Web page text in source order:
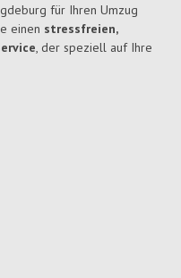
für Ihren Umzug
einen stressfreien,
, der speziell auf Ihre